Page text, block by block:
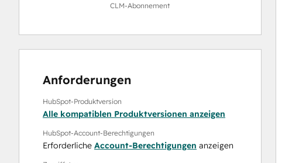
CLM-Abonnement
Anforderungen
HubSpot-Produktversion
Alle kompatiblen Produktversionen anzeigen
HubSpot-Account-Berechtigungen
Erforderliche Account-Berechtigungen anzeigen